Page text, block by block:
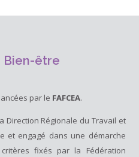
Bien-être
par le FAFCEA.
Direction Régionale du Travail et
et engagé dans une démarche
fixés par la Fédération